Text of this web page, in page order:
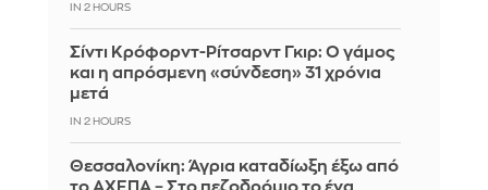
IN 2 HOURS
Σίντι Κρόφορντ-Ρίτσαρντ Γκιρ: Ο γάμος
και η απρόσμενη «σύνδεση» 31 χρόνια
μετά
IN 2 HOURS
Θεσσαλονίκη: Άγρια καταδίωξη έξω από